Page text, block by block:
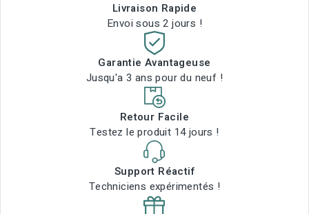
Livraison Rapide
Envoi sous 2 jours !
Garantie Avantageuse
Jusqu'a 3 ans pour du neuf !
Retour Facile
Testez le produit 14 jours !
Support Réactif
Techniciens expérimentés !